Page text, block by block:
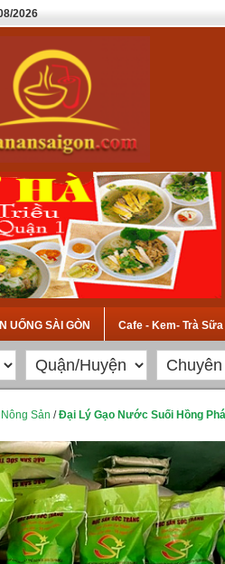
2026
UỐNG SÀI GÒN Cafe - Kem- Trà Sữa
Sản /Đại Lý Gạo Nước Suối Hồng